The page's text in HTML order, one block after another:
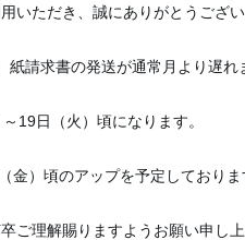
いただき、誠にありがとうござい
請求書の発送が通常月より遅れ
19日（火）頃になります。
金）頃のアップを予定しておりま
ご理解賜りますようお願い申し上